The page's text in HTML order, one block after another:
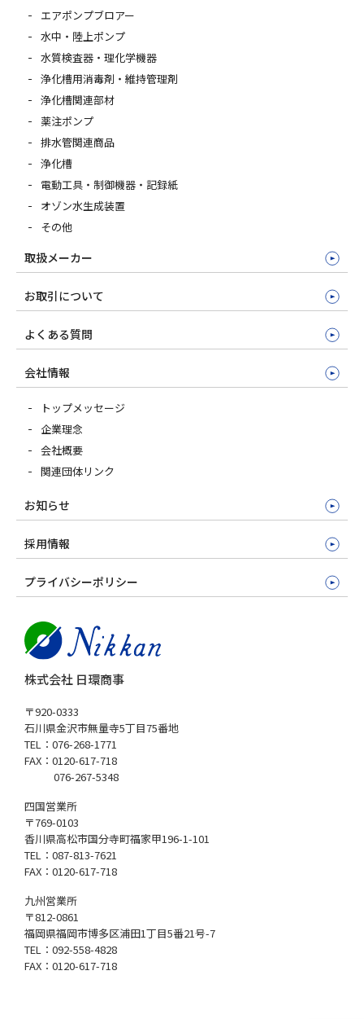
株式会社 日環商事
〒920-0333
石川県金沢市無量寺5丁目75番地
TEL：076-268-1771
FAX：0120-617-718
076-267-5348
四国営業所
〒769-0103
香川県高松市国分寺町福家甲196-1-101
TEL：087-813-7621
FAX：0120-617-718
九州営業所
〒812-0861
福岡県福岡市博多区浦田1丁目5番21号-7
TEL：092-558-4828
FAX：0120-617-718
エアポンプブロアー
水中・陸上ポンプ
水質検査器・理化学機器
浄化槽用消毒剤・維持管理剤
浄化槽関連部材
薬注ポンプ
排水管関連商品
浄化槽
電動工具・制御機器・記録紙
オゾン水生成装置
その他
取扱メーカー
お取引について
よくある質問
会社情報
トップメッセージ
企業理念
会社概要
関連団体リンク
お知らせ
採用情報
プライバシーポリシー